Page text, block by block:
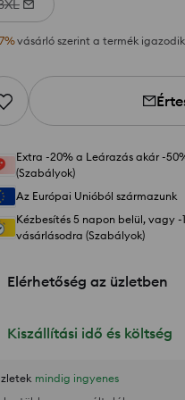
%vásárló szerint a termék
Extra -20% a Leárazás akár -
(Szabályok)
Az Európai Unióból származunk
Kézbesítés 5 napon belül, vagy
vásárlásodra (Szabályok)
Elérhetőség az üzletben
Kiszállítási idő és költség
mindig ingyenes